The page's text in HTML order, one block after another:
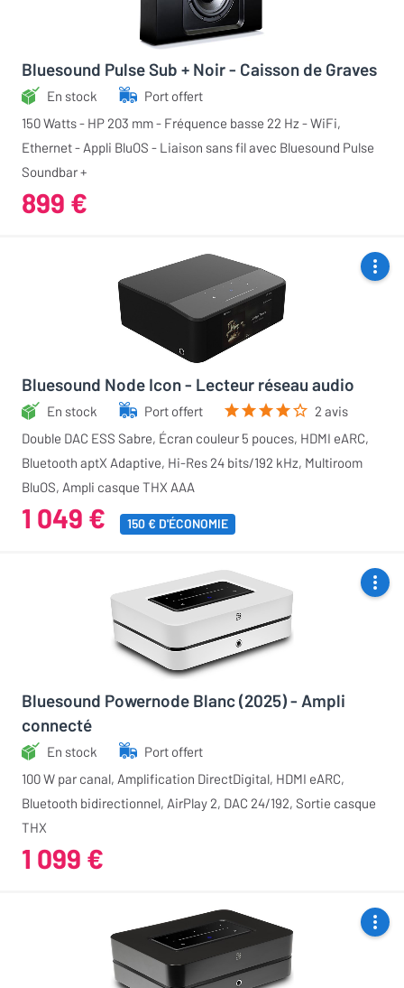
Bluesound Pulse Sub + Noir - Caisson de Graves
En stock
Port offert
150 Watts - HP 203 mm - Fréquence basse 22 Hz - WiFi,
Ethernet - Appli BluOS - Liaison sans fil avec Bluesound Pulse
Soundbar +
899 €
Bluesound Node Icon - Lecteur réseau audio
En stock Port offert
2 avis
Double DAC ESS Sabre, Écran couleur 5 pouces, HDMI eARC,
Bluetooth aptX Adaptive, Hi-Res 24 bits/192 kHz, Multiroom
BluOS, Ampli casque THX AAA
1 049 € 150 € D'ÉCONOMIE
Bluesound Powernode Blanc (2025) - Ampli
connecté
En stock
Port offert
100 W par canal, Amplification DirectDigital, HDMI eARC,
Bluetooth bidirectionnel, AirPlay 2, DAC 24/192, Sortie casque
THX
1 099 €